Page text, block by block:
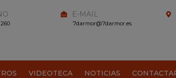
E-MAIL
7darmor@7darmor.es
VIDEOTECA NOTICIAS